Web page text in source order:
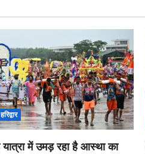
हरिद्वार
में उमड़ रहा है आस्था का